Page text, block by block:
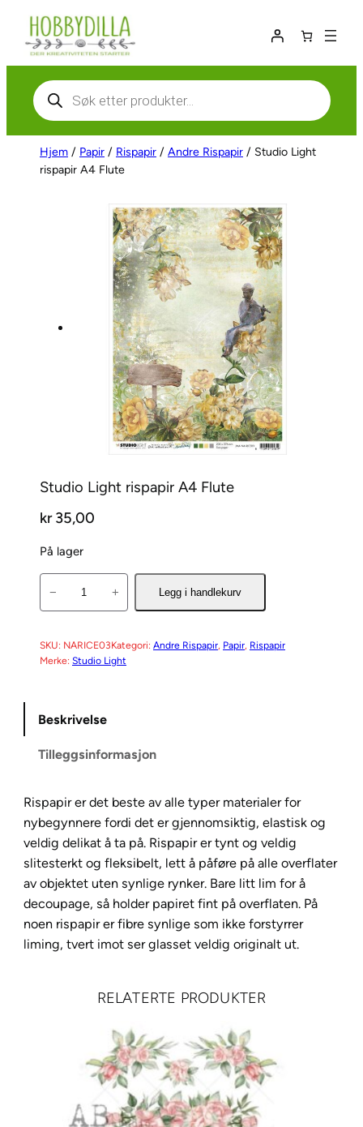
Hopp
innhold
Products
search
Hjem / Papir / Rispapir / Andre Rispapir / Studio Light
rispapir A4 Flute
Studio Light rispapir A4 Flute
kr35,00
På lager
d
i
i
g
r
i
s
p
a
p
i
r
− + Legg i handlekurv
SKU: NARICE03Kategori: Andre Rispapir, Papir, Rispapir
Merke: Studio Light
Beskrivelse
Tilleggsinformasjon
Rispapir er det beste av alle typer materialer for
nybegynnere fordi det er gjennomsiktig, elastisk og
veldig delikat å ta på. Rispapir er tynt og veldig
slitesterkt og fleksibelt, lett å påføre på alle overflater
av objektet uten synlige rynker. Bare litt lim for å
decoupage, så holder papiret fint på overflaten. På
noen rispapir er fibre synlige som ikke forstyrrer
liming, tvert imot ser glasset veldig originalt ut.
RELATERTE PRODUKTER